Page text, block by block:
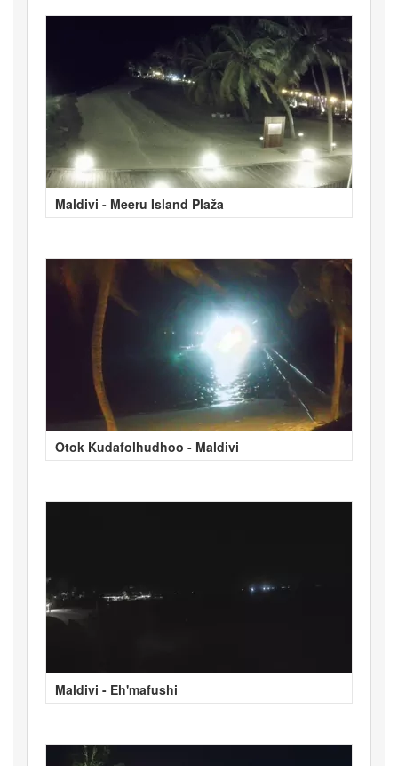
Maldivi - Meeru Island Plaža
Otok Kudafolhudhoo - Maldivi
Maldivi - Eh'mafushi